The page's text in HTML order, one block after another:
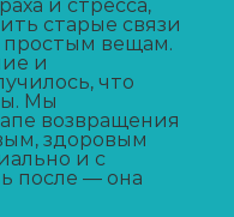
Записаться
и стресса,
старые связи
простым вещам.
и
что
Мы
возвращения
здоровым
и с
после — она